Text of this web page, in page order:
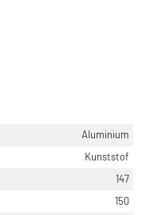
Aluminium
Kunststof
147
150